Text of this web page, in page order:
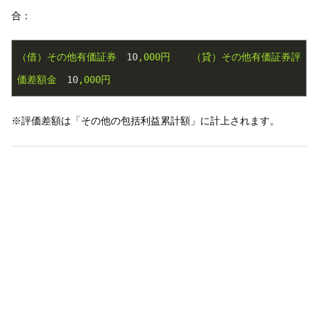
合：
（借）その他有価証券 10,000円
（貸）その他有価証券評
価差額金
10,000円
※評価差額は「その他の包括利益累計額」に計上されます。